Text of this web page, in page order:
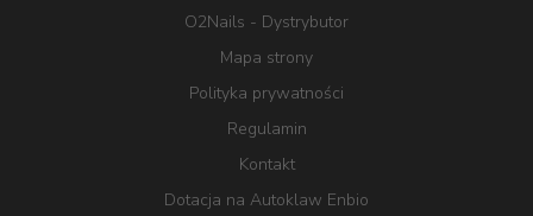
O2Nails - Dystrybutor
Mapa strony
Polityka prywatności
Regulamin
Kontakt
Dotacja na Autoklaw Enbio